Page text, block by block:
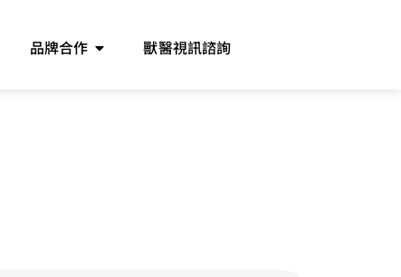
品牌合作 獸醫視訊諮詢